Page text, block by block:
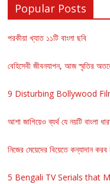
Popular Posts
পরকীয়া খ্যাত ১১টি বাংলা ছবি
বেহিসেবী জীবনযাপন, আজ স্মৃতির
9 Disturbing Bollywood
আশা জাগিয়েও ব্যর্থ যে নয়টি বাংলা
নিজের মেয়েদের বিয়েতে কন্যাদান করব
5 Bengali TV Serials that